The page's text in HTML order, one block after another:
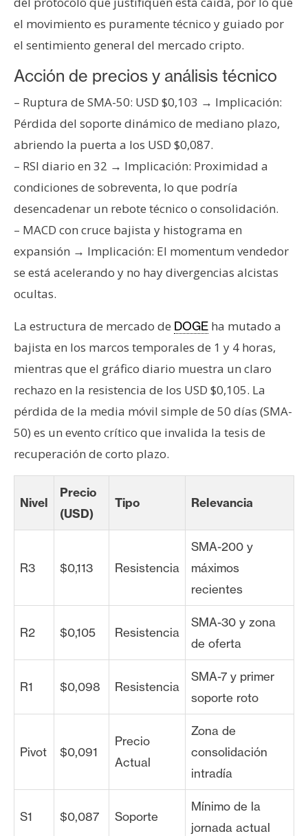
el movimiento es puramente técnico y guiado por
el sentimiento general del mercado cripto.
Acción de precios y análisis técnico
– Ruptura de SMA-50: USD $0,103 → Implicación:
Pérdida del soporte dinámico de mediano plazo,
abriendo la puerta a los USD $0,087.
– RSI diario en 32 → Implicación: Proximidad a
condiciones de sobreventa, lo que podría
desencadenar un rebote técnico o consolidación.
– MACD con cruce bajista y histograma en
expansión → Implicación: El momentum vendedor
se está acelerando y no hay divergencias alcistas
ocultas.
La estructura de mercado de DOGE ha mutado a
bajista en los marcos temporales de 1 y 4 horas,
mientras que el gráfico diario muestra un claro
rechazo en la resistencia de los USD $0,105. La
pérdida de la media móvil simple de 50 días (SMA-
50) es un evento crítico que invalida la tesis de
recuperación de corto plazo.
Nivel
Precio
(USD)
Tipo Relevancia
R3 $0,113 Resistencia
SMA-200 y
máximos
recientes
R2 $0,105 Resistencia
SMA-30 y zona
de oferta
R1 $0,098 Resistencia
SMA-7 y primer
soporte roto
Pivot $0,091
Precio
Actual
Zona de
consolidación
intradía
S1 $0,087 Soporte
Mínimo de la
jornada actual